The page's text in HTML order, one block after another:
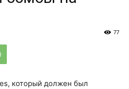
77
который должен был